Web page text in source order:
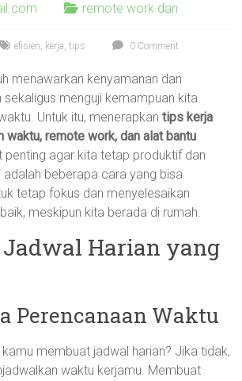
remote work dan
efisien, kerja,tips 0 Comment
menawarkan kenyamanan dan
sekaligus menguji kemampuan kita
Untuk itu, menerapkantips kerja
waktu, remote work, dan alat bantu
penting agar kita tetap produktif dan
adalah beberapa cara yang bisa
tetap fokus dan menyelesaikan
meskipun kita berada di rumah.
Harian yang
Perencanaan Waktu
membuat jadwal harian? Jika tidak,
waktu kerjamu. Membuat